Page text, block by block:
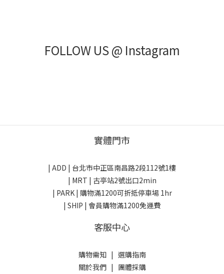
FOLLOW US @ Instagram
實體門市
| ADD | 台北市中正區南昌路2段112號1樓
| MRT | 古亭站2號出口2min
| PARK | 購物滿1200可折抵停車場 1hr
| SHIP | 會員購物滿1200免運費
客服中心
購物需知| 選購指南
關於我們| 團體採購